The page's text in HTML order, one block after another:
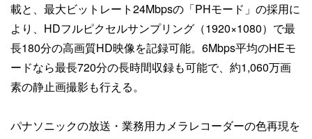
載と、最大ビットレート24Mbpsの「PHモード」の採用に
より、HDフルピクセルサンプリング（1920×1080）で最
長180分の高画質HD映像を記録可能。6Mbps平均のHEモ
ードなら最長720分の長時間収録も可能で、約1,060万画
素の静止画撮影も行える。
パナソニックの放送・業務用カメラレコーダーの色再現を